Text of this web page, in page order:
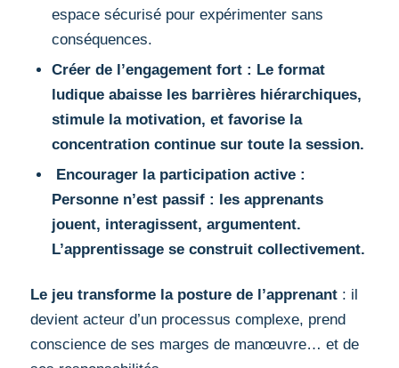
espace sécurisé pour expérimenter sans
conséquences.
Créer de l’engagement fort : Le format
ludique abaisse les barrières hiérarchiques,
stimule la motivation, et favorise la
concentration continue sur toute la session.
Encourager la participation active :
Personne n’est passif : les apprenants
jouent, interagissent, argumentent.
L’apprentissage se construit collectivement.
Le jeu transforme la posture de l’apprenant: il
devient acteur d’un processus complexe, prend
conscience de ses marges de manœuvre… et de